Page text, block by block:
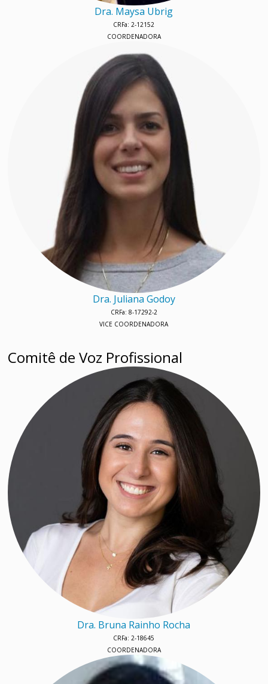
Dra. Maysa Ubrig
CRFa: 2-12152
COORDENADORA
Dra. Juliana Godoy
CRFa: 8-17292-2
VICE COORDENADORA
Comitê de Voz Profissional
Dra. Bruna Rainho Rocha
CRFa: 2-18645
COORDENADORA